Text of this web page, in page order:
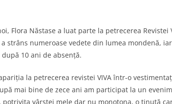
Flora Năstase a luat parte la petrecerea Revistei
strâns numeroase vedete din lumea mondenă,
10 ani de absență.
la petrecerea revistei VIVA într-o
mai bine de zece ani am participat la un
vârstei mele dar nu monotona, o ținută